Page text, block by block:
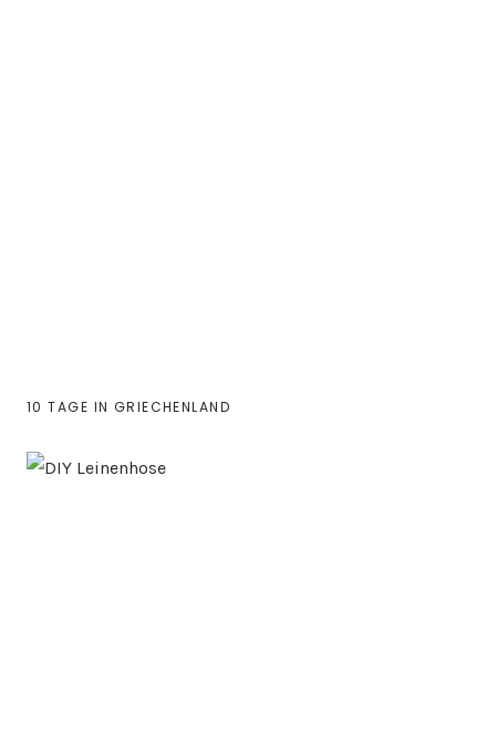
10 TAGE IN GRIECHENLAND